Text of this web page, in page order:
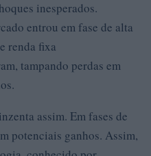
inesperados.
entrou em fase de alta
renda fixa
tampando perdas em
assim. Em fases de
potenciais ganhos. Assim,